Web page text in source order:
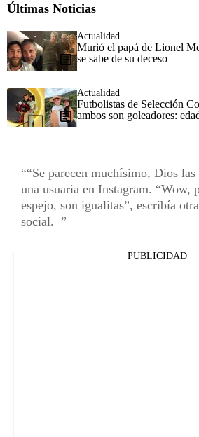
Últimas Noticias
Actualidad
Murió el papá de Lionel
se sabe de su deceso
Actualidad
Futbolistas de Selección
ambos son goleadores:
“Se parecen muchísimo, Dios
una usuaria en Instagram. “Wow,
espejo, son igualitas”, escribía
social.
PUBLICIDAD